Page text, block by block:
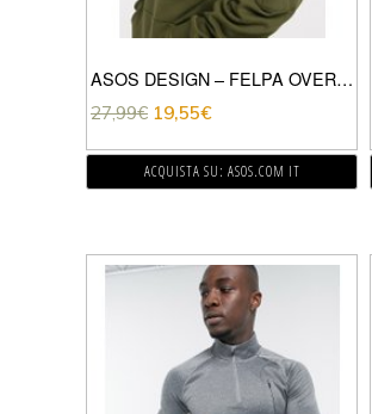
ASOS DESIGN – FELPA OVERSIZE CON CAPPUCCIO E TASCA MA1 KAKI-VERDE
27,99€ 19,55€
ACQUISTA SU: ASOS.COM IT